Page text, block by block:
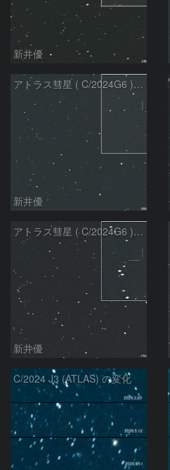
新井優
アトラス彗星 ( C/2024G6 )：2026/07/09
新井優
アトラス彗星 ( C/2024G6 )：2026/07/08
新井優
C/2024 J3 (ATLAS) の変化